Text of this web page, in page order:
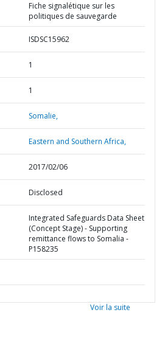
Fiche signalétique sur les
politiques de sauvegarde
ISDSC15962
1
1
Somalie,
Eastern and Southern Africa,
2017/02/06
Disclosed
Integrated Safeguards Data Sheet
(Concept Stage) - Supporting
remittance flows to Somalia -
P158235
Voir la suite